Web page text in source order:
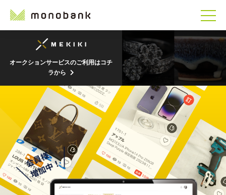
オークションサービスのご利用はコチ
ラから